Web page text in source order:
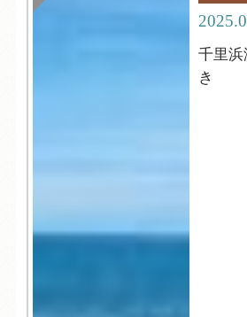
千里浜
き